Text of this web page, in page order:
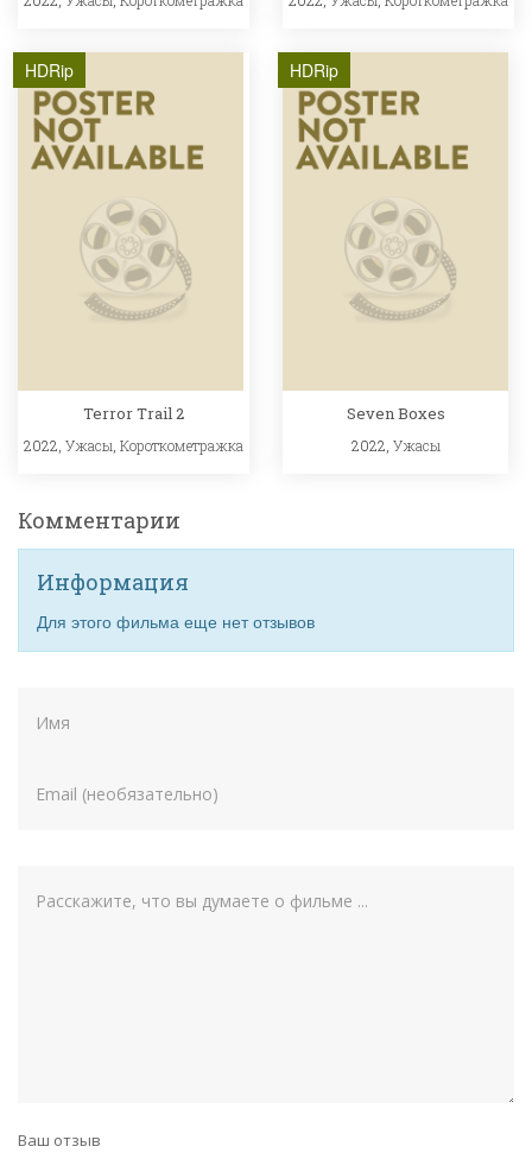
HDRip
Terror Trail 2
2022, Ужасы Короткометражка
HDRip
Seven Boxes
2022, Ужасы
Комментарии
Информация
Для этого фильма еще нет отзывов
Ваш отзыв